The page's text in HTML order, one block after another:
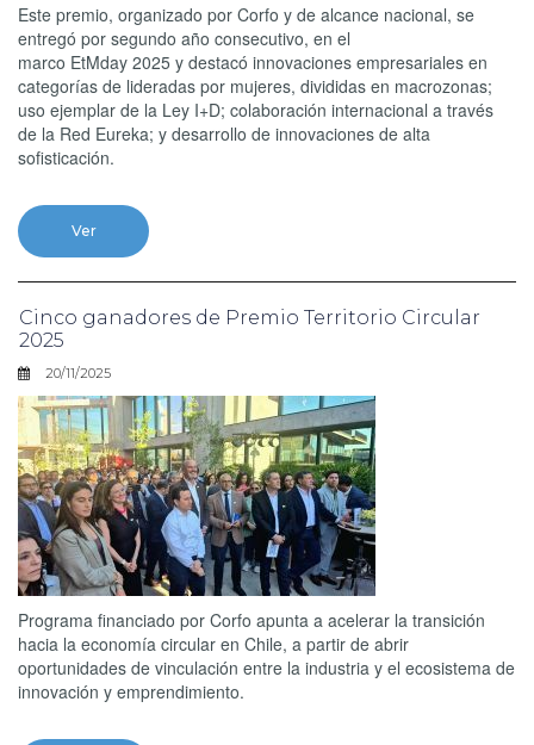
Este premio, organizado por Corfo y de alcance nacional, se
entregó por segundo año consecutivo, en el
marco EtMday 2025 y destacó innovaciones empresariales en
categorías de lideradas por mujeres, divididas en macrozonas;
uso ejemplar de la Ley I+D; colaboración internacional a través
de la Red Eureka; y desarrollo de innovaciones de alta
sofisticación.
Ver
Cinco ganadores de Premio Territorio Circular
2025
20/11/2025
Programa financiado por Corfo apunta a acelerar la transición
hacia la economía circular en Chile, a partir de abrir
oportunidades de vinculación entre la industria y el ecosistema de
innovación y emprendimiento.